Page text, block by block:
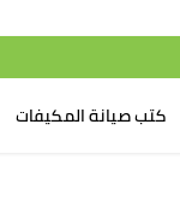
كتب صيانة المكيفات